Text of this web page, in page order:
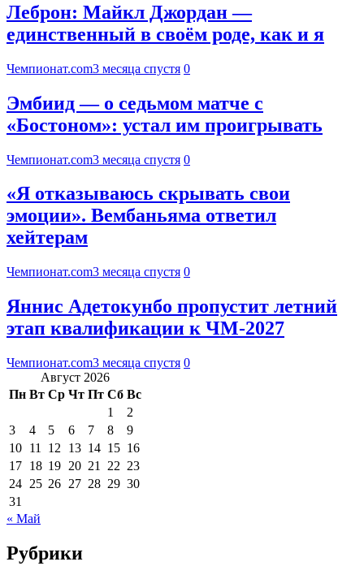
Леброн: Майкл Джордан —
единственный в своём роде, как и я
Чемпионат.com3 месяца спустя 0
Эмбиид — о седьмом матче с
«Бостоном»: устал им проигрывать
Чемпионат.com3 месяца спустя 0
«Я отказываюсь скрывать свои
эмоции». Вембаньяма ответил
хейтерам
Чемпионат.com3 месяца спустя 0
Яннис Адетокунбо пропустит летний
этап квалификации к ЧМ-2027
Чемпионат.com3 месяца спустя 0
Август 2026
Пн Вт Ср Чт Пт Сб Вс
1
2
3
4 5 6 7 8
9
10 11 12 13 14 15 16
17 18 19 20 21 22 23
24 25 26 27 28 29 30
31
« Май
Рубрики